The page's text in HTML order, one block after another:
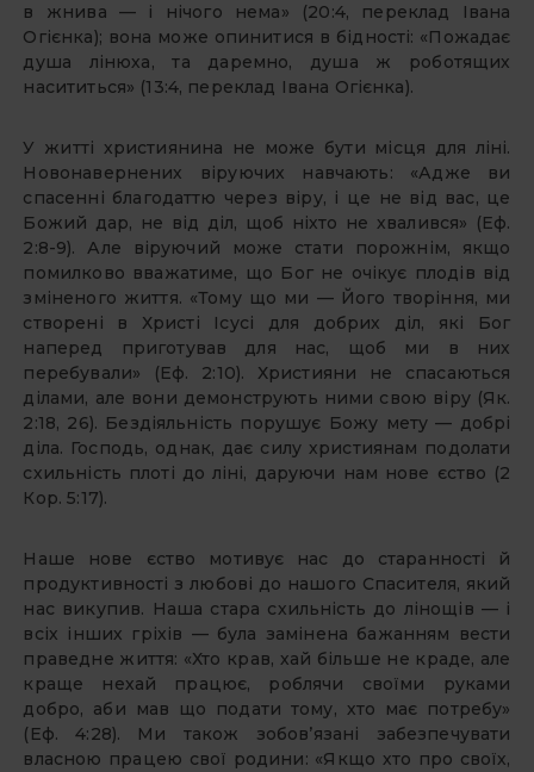
в жнива — і нічого нема» (20:4, переклад Івана
Огієнка); вона може опинитися в бідності: «Пожадає
душа лінюха, та даремно, душа ж роботящих
насититься» (13:4, переклад Івана Огієнка).
У житті християнина не може бути місця для ліні.
Новонавернених віруючих навчають: «Адже ви
спасенні благодаттю через віру, і це не від вас, це
Божий дар, не від діл, щоб ніхто не хвалився» (Еф.
2:8-9). Але віруючий може стати порожнім, якщо
помилково вважатиме, що Бог не очікує плодів від
зміненого життя. «Тому що ми — Його творіння, ми
створені в Христі Ісусі для добрих діл, які Бог
наперед приготував для нас, щоб ми в них
перебували» (Еф. 2:10). Християни не спасаються
ділами, але вони демонструють ними свою віру (Як.
2:18, 26). Бездіяльність порушує Божу мету — добрі
діла. Господь, однак, дає силу християнам подолати
схильність плоті до ліні, даруючи нам нове єство (2
Кор. 5:17).
Наше нове єство мотивує нас до старанності й
продуктивності з любові до нашого Спасителя, який
нас викупив. Наша стара схильність до лінощів — і
всіх інших гріхів — була замінена бажанням вести
праведне життя: «Хто крав, хай більше не краде, але
краще нехай працює, роблячи своїми руками
добро, аби мав що подати тому, хто має потребу»
(Еф. 4:28). Ми також зобов’язані забезпечувати
власною працею свої родини: «Якщо хто про своїх,